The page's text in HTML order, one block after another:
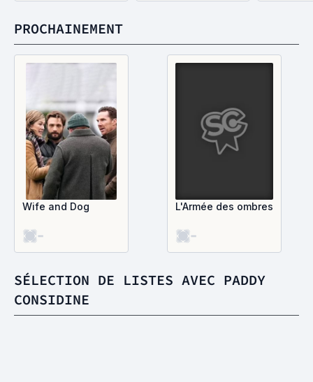
PROCHAINEMENT
Wife and Dog
-
L'Armée des ombres
-
SÉLECTION DE LISTES AVEC PADDY
CONSIDINE